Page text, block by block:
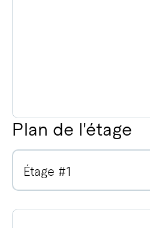
Plan de l'étage
Étage #1